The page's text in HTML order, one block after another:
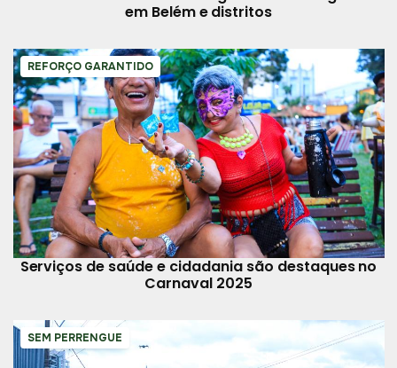
em Belém e distritos
REFORÇO GARANTIDO
Serviços de saúde e cidadania são destaques no
Carnaval 2025
SEM PERRENGUE